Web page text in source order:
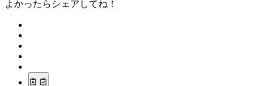
よかったらシェアしてね！